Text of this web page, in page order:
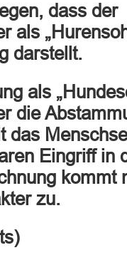
dass der
als
darstellt.
als
die
das
Eingriff in
kommt
zu.